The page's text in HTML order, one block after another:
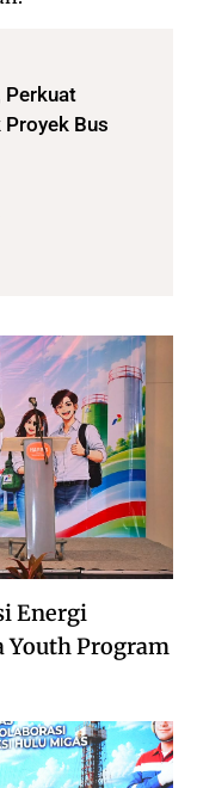
Perkuat
Bus
Energi
Youth Program